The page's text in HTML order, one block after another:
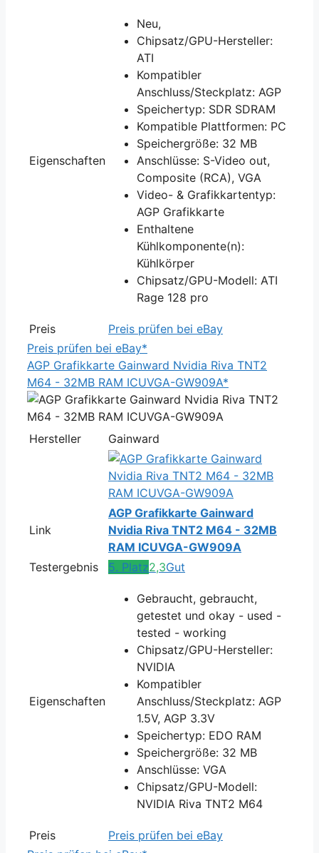
Eigenschaften
Neu,
Chipsatz/GPU-Hersteller:
ATI
Kompatibler
Anschluss/Steckplatz: AGP
Speichertyp: SDR SDRAM
Kompatible Plattformen: PC
Speichergröße: 32 MB
Anschlüsse: S-Video out,
Composite (RCA), VGA
Video- & Grafikkartentyp:
AGP Grafikkarte
Enthaltene
Kühlkomponente(n):
Kühlkörper
Chipsatz/GPU-Modell: ATI
Rage 128 pro
Preis
Preis prüfen bei eBay
Preis prüfen bei eBay*
AGP Grafikkarte Gainward Nvidia Riva TNT2
M64 - 32MB RAM ICUVGA-GW909A*
Hersteller Gainward
Link
AGP Grafikkarte Gainward
Nvidia Riva TNT2 M64 - 32MB
RAM ICUVGA-GW909A
Testergebnis
5. Platz2,3Gut
Eigenschaften
Gebraucht, gebraucht,
getestet und okay - used -
tested - working
Chipsatz/GPU-Hersteller:
NVIDIA
Kompatibler
Anschluss/Steckplatz: AGP
1.5V, AGP 3.3V
Speichertyp: EDO RAM
Speichergröße: 32 MB
Anschlüsse: VGA
Chipsatz/GPU-Modell:
NVIDIA Riva TNT2 M64
Preis
Preis prüfen bei eBay